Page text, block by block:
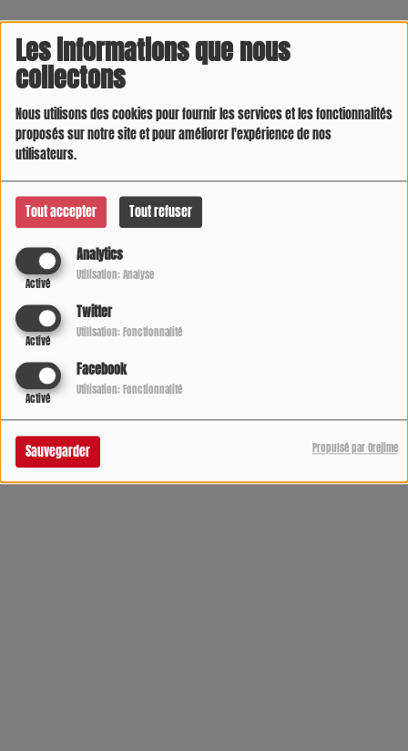
Les informations que nous
collectons
Nous utilisons des cookies pour fournir les services et les fonctionnalités
proposés sur notre site et pour améliorer l'expérience de nos
utilisateurs.
Tout accepter Tout refuser
Analytics
Activé
Utilisation: Analyse
Twitter
Activé
Utilisation: Fonctionnalité
Facebook
Activé
Utilisation: Fonctionnalité
Sauvegarder Propulsé par Orejime